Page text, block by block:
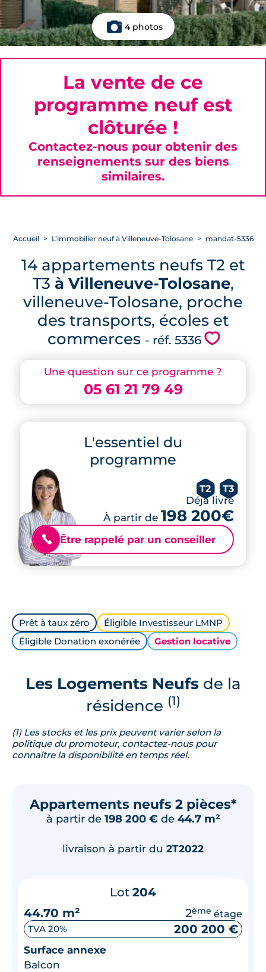
4 photos
Une question sur ce programme ?
05 61 21 79 49
L'essentiel du
programme
T2 T3
Déjà livré
À partir de 198 200€
📞 Être rappelé par un conseiller
Accueil L’immobilier neuf à Villeneuve-Tolosane mandat-5336
14 appartements neufs T2 et
T3 à Villeneuve-Tolosane,
villeneuve-Tolosane, proche
des transports, écoles et
commerces - réf. 5336 💗
La vente de ce
programme neuf est
clôturée !
Contactez-nous pour obtenir des
renseignements sur des biens
similaires.
Prêt à taux zéro
Éligible Investisseur LMNP
Éligible Donation exonérée
Gestion locative
Les Logements Neufsde la
résidence (1)
(1) Les stocks et les prix peuvent varier selon la
politique du promoteur, contactez-nous pour
connaître la disponibilité en temps réel.
Appartements neufs 2 pièces*
à partir de 198 200 € de 44.7 m²
livraison à partir du 2T2022
Lot 204
44.70 m²
2ème étage
TVA 20% 200 200 €
Surface annexe
Balcon